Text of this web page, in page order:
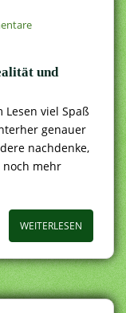
und
viel Spaß
genauer
nachdenke,
mehr
WEITERLESEN